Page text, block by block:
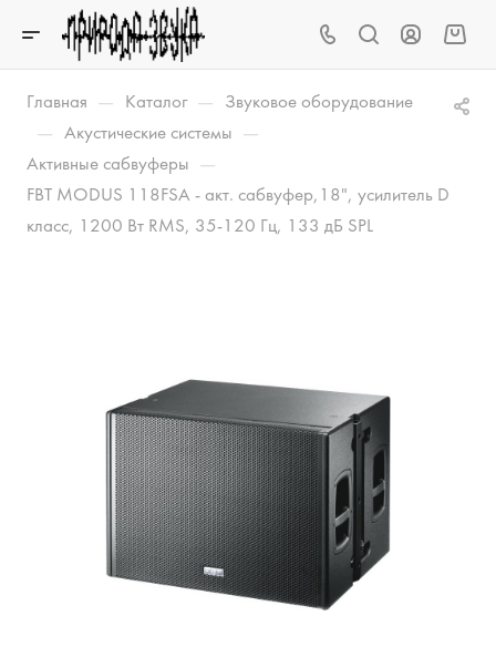
Главная — Каталог — Звуковое оборудование
— Акустические системы —
Активные сабвуферы —
FBT MODUS 118FSA - акт. сабвуфер,18", усилитель D
класс, 1200 Вт RMS, 35-120 Гц, 133 дБ SPL